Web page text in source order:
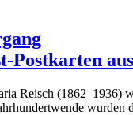
Postkarten
Reisch (1862–1936)
wurden